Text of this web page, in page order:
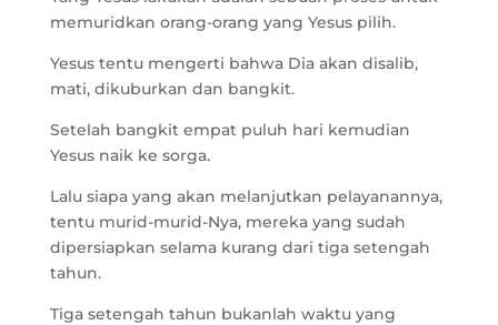
memuridkan orang-orang yang Yesus pilih.
Yesus tentu mengerti bahwa Dia akan disalib,
mati, dikuburkan dan bangkit.
Setelah bangkit empat puluh hari kemudian
Yesus naik ke sorga.
Lalu siapa yang akan melanjutkan pelayanannya,
tentu murid-murid-Nya, mereka yang sudah
dipersiapkan selama kurang dari tiga setengah
tahun.
Tiga setengah tahun bukanlah waktu yang